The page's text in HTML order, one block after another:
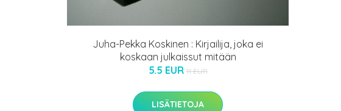
Juha-Pekka Koskinen : Kirjailija, joka ei
koskaan julkaissut mitään
5.5 EUR 11 EUR
LISÄTIETOJA